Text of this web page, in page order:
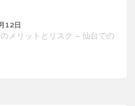
12日
メリットとリスク – 仙台での